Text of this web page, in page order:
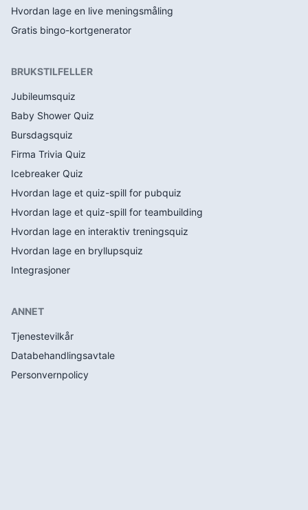
Hvordan lage en live meningsmåling
Gratis bingo-kortgenerator
BRUKSTILFELLER
Jubileumsquiz
Baby Shower Quiz
Bursdagsquiz
Firma Trivia Quiz
Icebreaker Quiz
Hvordan lage et quiz-spill for pubquiz
Hvordan lage et quiz-spill for teambuilding
Hvordan lage en interaktiv treningsquiz
Hvordan lage en bryllupsquiz
Integrasjoner
ANNET
Tjenestevilkår
Databehandlingsavtale
Personvernpolicy